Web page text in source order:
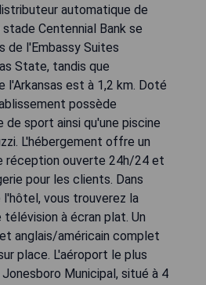
automatique de
Centennial Bank se
de l'Embassy Suites
State, tandis que
l'Arkansas est à 1,2 km. Doté
possède
de sport ainsi qu'une piscine
L'hébergement offre un
réception ouverte 24h/24 et
pour les clients. Dans
l'hôtel, vous trouverez la
à écran plat. Un
anglais/américain complet
place. L'aéroport le plus
Municipal, situé à 4